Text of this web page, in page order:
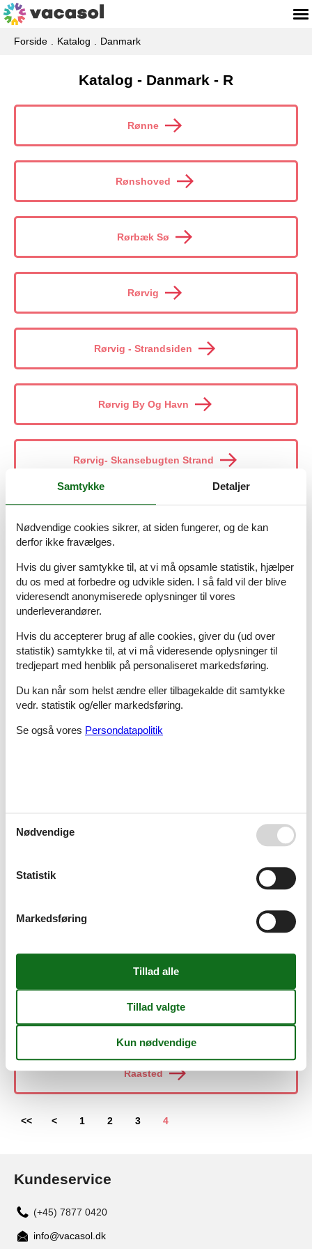
Forside Katalog Danmark
Katalog - Danmark - R
Rønne
Rønshoved
Rørbæk Sø
Rørvig
Rørvig - Strandsiden
Rørvig By Og Havn
Rørvig- Skansebugten Strand
Røsnæs
Råbylille
Raasted
<< < 1 2 3 4
Kundeservice
(+45) 7877 0420
info@vacasol.dk
Samtykke Detaljer
Nødvendige cookies sikrer, at siden fungerer, og de kan
derfor ikke fravælges.
Hvis du giver samtykke til, at vi må opsamle statistik, hjælper
du os med at forbedre og udvikle siden. I så fald vil der blive
videresendt anonymiserede oplysninger til vores
underleverandører.
Hvis du accepterer brug af alle cookies, giver du (ud over
statistik) samtykke til, at vi må videresende oplysninger til
tredjepart med henblik på personaliseret markedsføring.
Du kan når som helst ændre eller tilbagekalde dit samtykke
vedr. statistik og/eller markedsføring.
Se også vores Persondatapolitik
Nødvendige
Statistik
Markedsføring